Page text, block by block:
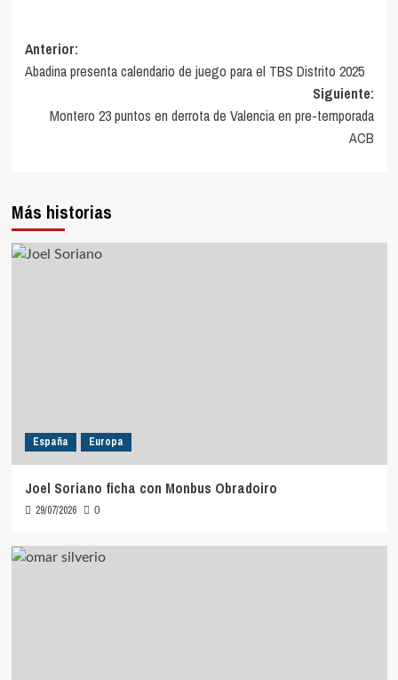
Navegación
de
entradas
Anterior:
Abadina presenta calendario de juego para el TBS Distrito 2025
Siguiente:
Montero 23 puntos en derrota de Valencia en pre-temporada
ACB
Más historias
España Europa
Joel Soriano ficha con Monbus Obradoiro
29/07/2026 0